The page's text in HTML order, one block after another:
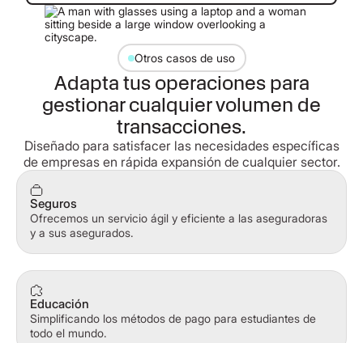
Otros casos de uso
Adapta tus operaciones para
gestionar cualquier volumen de
transacciones.
Diseñado para satisfacer las necesidades específicas
de empresas en rápida expansión de cualquier sector.
Seguros
Ofrecemos un servicio ágil y eficiente a las aseguradoras
y a sus asegurados.
Educación
Simplificando los métodos de pago para estudiantes de
todo el mundo.